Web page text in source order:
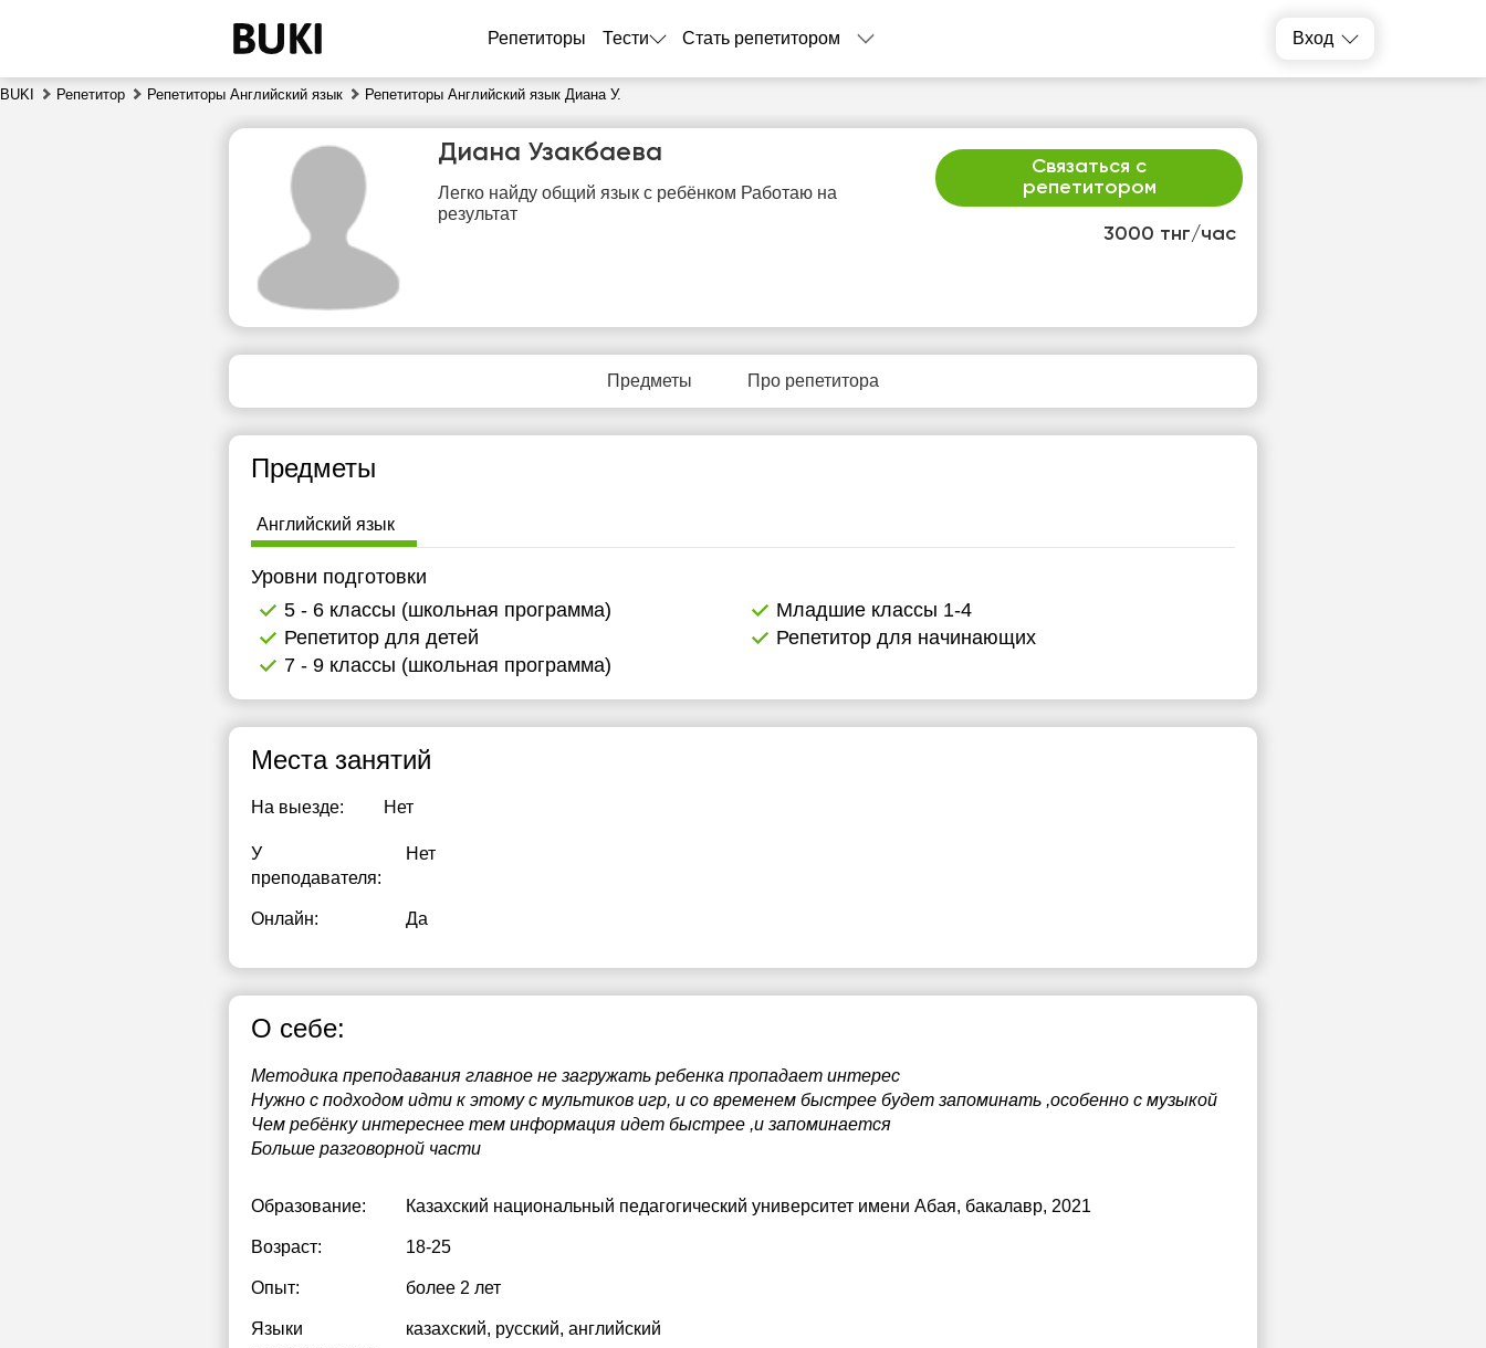
Репетиторы Тести Стать репетитором Вход
BUKI Репетитор Репетиторы Английский язык Репетиторы Английский язык Диана У.
3000 тнг/час
Связаться с
репетитором
Диана Узакбаева
Легко найду общий язык с ребёнком Работаю на
результат
Предметы Про репетитора
Предметы
Английский язык
Уровни подготовки
5 - 6 классы (школьная программа)
Младшие классы 1-4
Репетитор для детей
Репетитор для начинающих
7 - 9 классы (школьная программа)
Места занятий
На выезде: Нет
У
преподавателя:
Нет
Онлайн: Да
О себе:
Методика преподавания главное не загружать ребенка пропадает интерес
Нужно с подходом идти к этому с мультиков игр, и со временем быстрее будет запоминать ,особенно с музыкой
Чем ребёнку интереснее тем информация идет быстрее ,и запоминается
Больше разговорной части
Образование: Казахский национальный педагогический университет имени Абая, бакалавр, 2021
Возраст: 18-25
Опыт: более 2 лет
Языки
казахский, русский, английский
пт
7
8
9
10
11
12
13
свободных
свободных
Нет
свободных
Нет
свободных
Нет
свободных
свободных
свободных